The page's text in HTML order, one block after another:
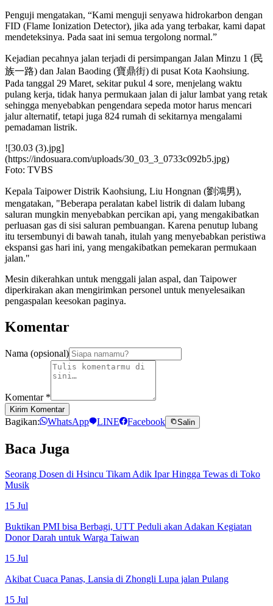
Penguji mengatakan, “Kami menguji senyawa hidrokarbon dengan
FID (Flame Ionization Detector), jika ada yang terbakar, kami dapat
mendeteksinya. Pada saat ini semua tergolong normal.”
Kejadian pecahnya jalan terjadi di persimpangan Jalan Minzu 1 (民
族一路) dan Jalan Baoding (寶鼎街) di pusat Kota Kaohsiung.
Pada tanggal 29 Maret, sekitar pukul 4 sore, menjelang waktu
pulang kerja, tidak hanya permukaan jalan di jalur lambat yang retak
sehingga menyebabkan pengendara sepeda motor harus mencari
jalur alternatif, tetapi juga 824 rumah di sekitarnya mengalami
pemadaman listrik.
![30.03 (3).jpg]
(https://indosuara.com/uploads/30_03_3_0733c092b5.jpg)
Foto: TVBS
Kepala Taipower Distrik Kaohsiung, Liu Hongnan (劉鴻男),
mengatakan, "Beberapa peralatan kabel listrik di dalam lubang
saluran mungkin menyebabkan percikan api, yang mengakibatkan
perluasan gas di sisi saluran pembuangan. Karena penutup lubang
itu tersembunyi di bawah tanah, itulah yang menyebabkan peristiwa
ekspansi gas hari ini, yang mengakibatkan pemekaran permukaan
jalan."
Mesin dikerahkan untuk menggali jalan aspal, dan Taipower
diperkirakan akan mengirimkan personel untuk menyelesaikan
pengaspalan keesokan paginya.
Komentar
Nama (opsional)
Komentar *
Kirim Komentar
Bagikan: WhatsApp LINE Facebook Salin
Baca Juga
Seorang Dosen di Hsincu Tikam Adik Ipar Hingga Tewas di Toko
Musik
15 Jul
Buktikan PMI bisa Berbagi, UTT Peduli akan Adakan Kegiatan
Donor Darah untuk Warga Taiwan
15 Jul
Akibat Cuaca Panas, Lansia di Zhongli Lupa jalan Pulang
15 Jul